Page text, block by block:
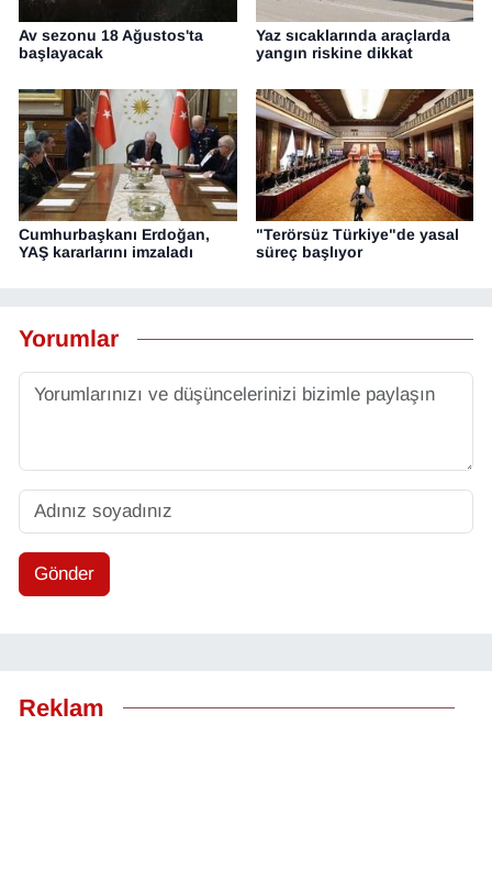
Av sezonu 18 Ağustos'ta
başlayacak
Yaz sıcaklarında araçlarda
yangın riskine dikkat
Cumhurbaşkanı Erdoğan,
YAŞ kararlarını imzaladı
"Terörsüz Türkiye"de yasal
süreç başlıyor
Yorumlar
Gönder
Reklam